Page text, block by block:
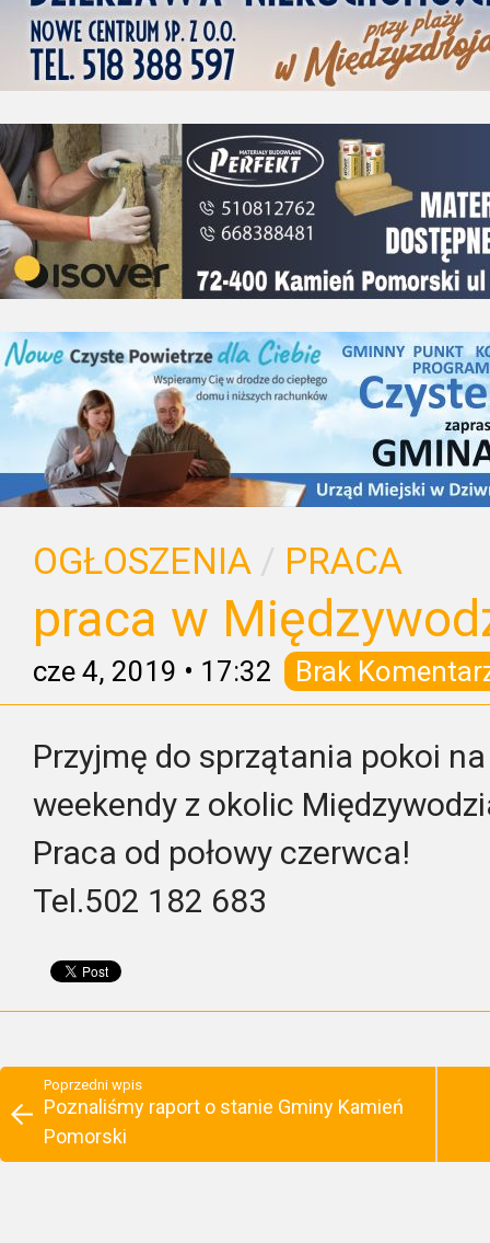
OGŁOSZENIA / PRACA
praca w
cze 4, 2019 • 17:32 Brak
Przyjmę do sprzątania pokoi
weekendy z okolic
Praca od połowy czerwca!
Tel.502 182 683
Poprzedni wpis
Poznaliśmy raport o stanie Gminy Kamień
Pomorski